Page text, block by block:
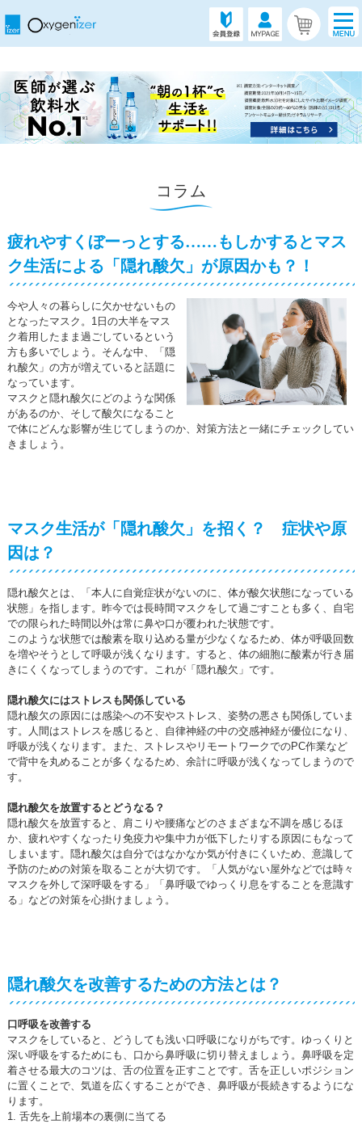
コラム
疲れやすくぼーっとする……もしかするとマス
ク生活による「隠れ酸欠」が原因かも？！
今や人々の暮らしに欠かせないもの
となったマスク。1日の大半をマス
ク着用したまま過ごしているという
方も多いでしょう。そんな中、「隠
れ酸欠」の方が増えていると話題に
なっています。
マスクと隠れ酸欠にどのような関係
があるのか、そして酸欠になること
で体にどんな影響が生じてしまうのか、対策方法と一緒にチェックしてい
きましょう。
マスク生活が「隠れ酸欠」を招く？ 症状や原
因は？
隠れ酸欠とは、「本人に自覚症状がないのに、体が酸欠状態になっている
状態」を指します。昨今では長時間マスクをして過ごすことも多く、自宅
での限られた時間以外は常に鼻や口が覆われた状態です。
このような状態では酸素を取り込める量が少なくなるため、体が呼吸回数
を増やそうとして呼吸が浅くなります。すると、体の細胞に酸素が行き届
きにくくなってしまうのです。これが「隠れ酸欠」です。
隠れ酸欠にはストレスも関係している
隠れ酸欠の原因には感染への不安やストレス、姿勢の悪さも関係していま
す。人間はストレスを感じると、自律神経の中の交感神経が優位になり、
呼吸が浅くなります。また、ストレスやリモートワークでのPC作業など
で背中を丸めることが多くなるため、余計に呼吸が浅くなってしまうので
す。
隠れ酸欠を放置するとどうなる？
隠れ酸欠を放置すると、肩こりや腰痛などのさまざまな不調を感じるほ
か、疲れやすくなったり免疫力や集中力が低下したりする原因にもなって
しまいます。隠れ酸欠は自分ではなかなか気が付きにくいため、意識して
予防のための対策を取ることが大切です。「人気がない屋外などでは時々
マスクを外して深呼吸をする」「鼻呼吸でゆっくり息をすることを意識す
る」などの対策を心掛けましょう。
隠れ酸欠を改善するための方法とは？
口呼吸を改善する
マスクをしていると、どうしても浅い口呼吸になりがちです。ゆっくりと
深い呼吸をするためにも、口から鼻呼吸に切り替えましょう。鼻呼吸を定
着させる最大のコツは、舌の位置を正すことです。舌を正しいポジション
に置くことで、気道を広くすることができ、鼻呼吸が長続きするようにな
ります。
1. 舌先を上前場本の裏側に当てる